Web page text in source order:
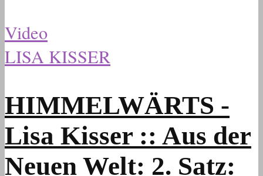
Video
LISA KISSER
HIMMELWÄRTS -
Lisa Kisser :: Aus der
Neuen Welt: 2. Satz: